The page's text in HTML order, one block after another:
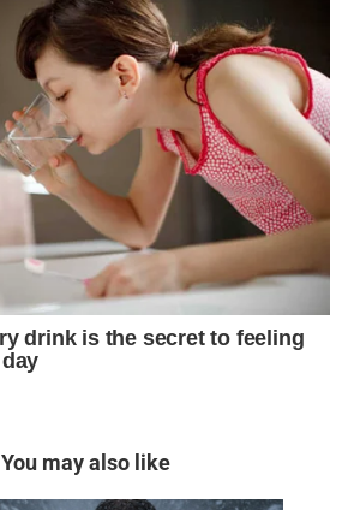
You may also like